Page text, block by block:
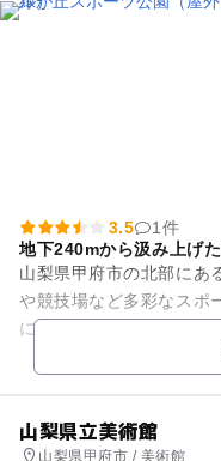
3.5
1件
地下240mから汲み上げ
山梨県甲府市の北部にあ
や競技場など多彩なスポ
に人気の「屋外プール」が設置
山梨県立美術館
山梨県甲府市 / 美術館